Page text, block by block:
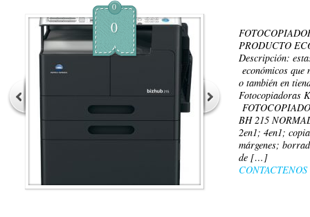
0
0
PRODUCTO
Descripción:
económicos
o también en
Fotocopiadoras
BH 215
2en1; 4en1;
márgenes;
de […]
CONTACTENOS